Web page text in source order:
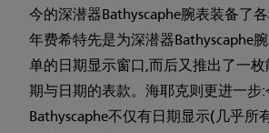
今的深潜器Bathyscaphe腕表装备了
年费希特先是为深潜器Bathyscaphe
单的日期显示窗口,而后又推出了一枚
期与日期的表款。海耶克则更进一步:
Bathyscaphe不仅有日期显示(几乎所